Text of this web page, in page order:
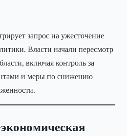
запрос на ужесточение
Власти начали пересмотр
включая контроль за
и меры по снижению